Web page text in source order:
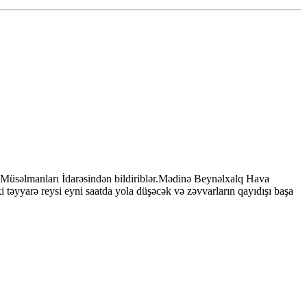
İdarəsindən bildiriblər.Mədinə Beynəlxalq Hava
reysi eyni saatda yola düşəcək və zəvvarların qayıdışı başa